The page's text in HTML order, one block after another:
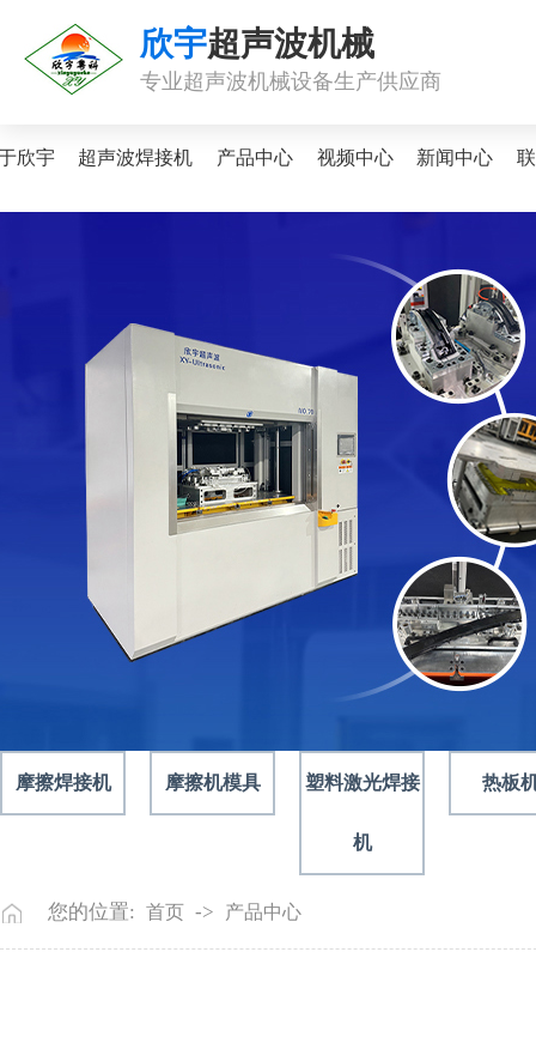
欣宇超声波机械
专业超声波机械设备生产供应商
欣宇 超声波焊接机 产品中心 视频中心 新闻中心
摩擦焊接机 摩擦机模具 塑料激光焊接
机
热板
您的位置: 首页 -> 产品中心